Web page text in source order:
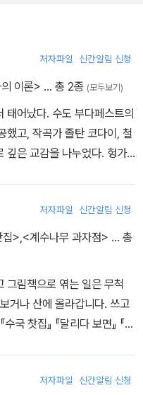
하늘빛 물감이 완성된다. 하
저자파일 신간알림 신청
이론> … 총 2종 (모두보기)
태어났다. 수도 부다페스트의
했고, 작곡가 졸탄 코다이, 철
깊은 교감을 나누었다. 헝가
상을 받았다. 대표적인 책으
이론』 등이 있으며, 영화 <서
오도 썼다.
저자파일 신간알림 신청
집>,<계수나무 과자점> … 총
그림책으로 엮는 일은 무척
거나 산에 올라갑니다. 쓰고
국 찻집』 『달리다 보면』 『계
저자파일 신간알림 신청